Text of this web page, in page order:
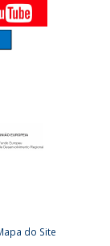
do Site